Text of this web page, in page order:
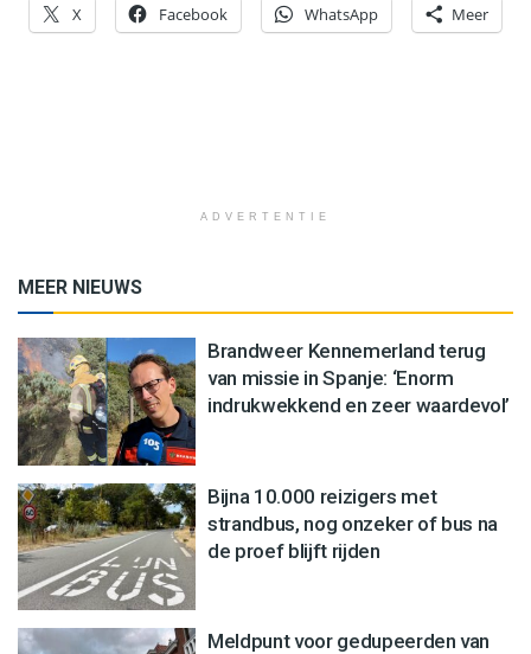
X Facebook WhatsApp Meer
ADVERTENTIE
MEER NIEUWS
Brandweer Kennemerland terug
van missie in Spanje: ‘Enorm
indrukwekkend en zeer waardevol’
Bijna 10.000 reizigers met
strandbus, nog onzeker of bus na
de proef blijft rijden
Meldpunt voor gedupeerden van